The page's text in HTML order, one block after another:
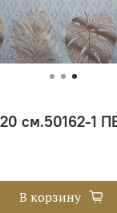
см.50162-1
В корзину